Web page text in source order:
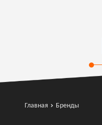
Главная Бренды